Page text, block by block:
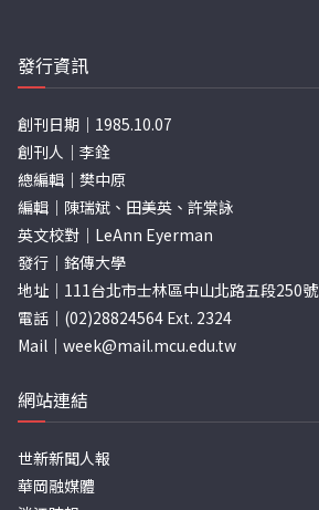
發行資訊
創刊日期｜1985.10.07
創刊人｜李銓
總編輯｜樊中原
編輯｜陳瑞斌、田美英、許棠詠
英文校對｜LeAnn Eyerman
發行｜銘傳大學
地址｜111台北市士林區中山北路五段250號
電話｜(02)28824564 Ext. 2324
Mail｜ week@mail.mcu.edu.tw
網站連結
世新新聞人報
華岡融媒體